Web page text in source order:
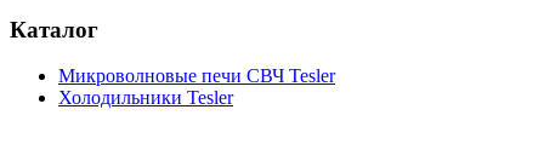
Каталог
Микроволновые печи СВЧ Tesler
Холодильники Tesler